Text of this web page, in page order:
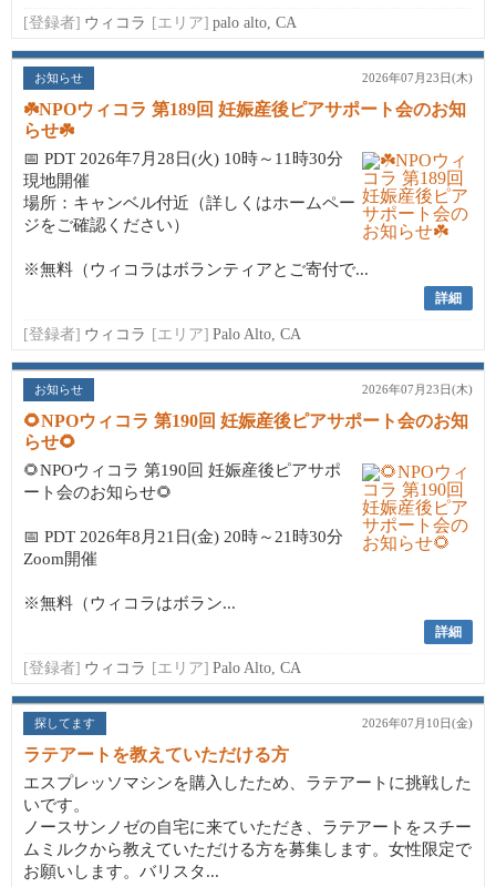
[登録者] ウィコラ [エリア] palo alto, CA
お知らせ 2026年07月23日(木)
☘️NPOウィコラ 第189回 妊娠産後ピアサポート会のお知
らせ☘️
📅 PDT 2026年7月28日(火) 10時～11時30分
現地開催
場所：キャンベル付近（詳しくはホームペー
ジをご確認ください）
※無料（ウィコラはボランティアとご寄付で...
詳細
[登録者] ウィコラ [エリア] Palo Alto, CA
お知らせ 2026年07月23日(木)
🌻NPOウィコラ 第190回 妊娠産後ピアサポート会のお知
らせ🌻
🌻NPOウィコラ 第190回 妊娠産後ピアサポ
ート会のお知らせ🌻
📅 PDT 2026年8月21日(金) 20時～21時30分
Zoom開催
※無料（ウィコラはボラン...
詳細
[登録者] ウィコラ [エリア] Palo Alto, CA
探してます 2026年07月10日(金)
ラテアートを教えていただける方
エスプレッソマシンを購入したため、ラテアートに挑戦した
いです。
ノースサンノゼの自宅に来ていただき、ラテアートをスチー
ムミルクから教えていただける方を募集します。女性限定で
お願いします。バリスタ...